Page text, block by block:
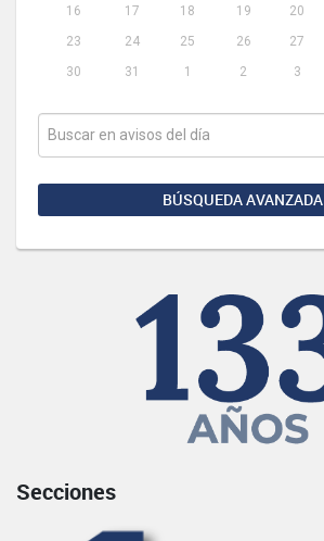
16
17 18 19 20
23
24 25 26 27
30
31 1 2 3
BÚSQUEDA AVANZADA
Secciones